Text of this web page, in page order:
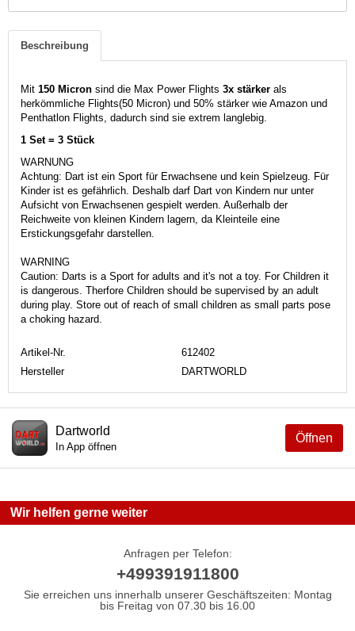
Beschreibung
Mit 150 Micron sind die Max Power Flights 3x stärker als
herkömmliche Flights(50 Micron) und 50% stärker wie Amazon und
Penthatlon Flights, dadurch sind sie extrem langlebig.
1 Set = 3 Stück
WARNUNG
Achtung: Dart ist ein Sport für Erwachsene und kein Spielzeug. Für
Kinder ist es gefährlich. Deshalb darf Dart von Kindern nur unter
Aufsicht von Erwachsenen gespielt werden. Außerhalb der
Reichweite von kleinen Kindern lagern, da Kleinteile eine
Erstickungsgefahr darstellen.
WARNING
Caution: Darts is a Sport for adults and it's not a toy. For Children it
is dangerous. Therfore Children should be supervised by an adult
during play. Store out of reach of small children as small parts pose
a choking hazard.
Artikel-Nr.
612402
Hersteller
DARTWORLD
Öffnen
Dartworld
In App öffnen
Wir helfen gerne weiter
Anfragen per Telefon:
+499391911800
Sie erreichen uns innerhalb unserer Geschäftszeiten: Montag
bis Freitag von 07.30 bis 16.00